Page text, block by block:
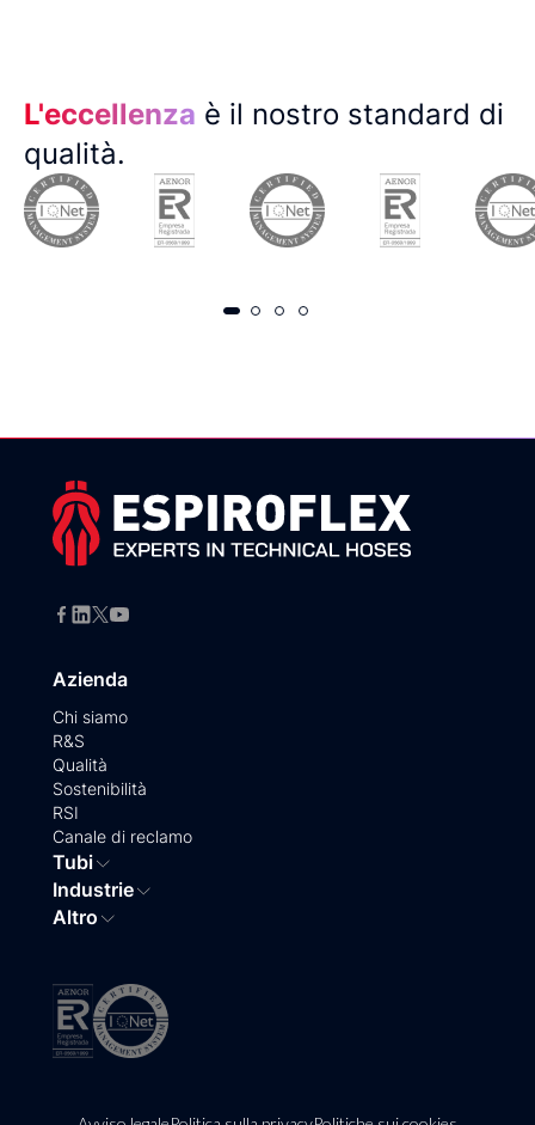
L'eccellenza è il nostro standard di
qualità.
Azienda
Chi siamo
R&S
Qualità
Sostenibilità
RSI
Canale di reclamo
Tubi
Industrie
Altro